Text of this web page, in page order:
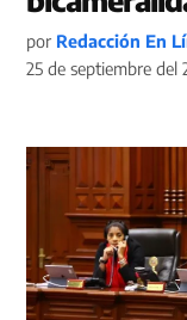
por Redacción En
25 de septiembre del